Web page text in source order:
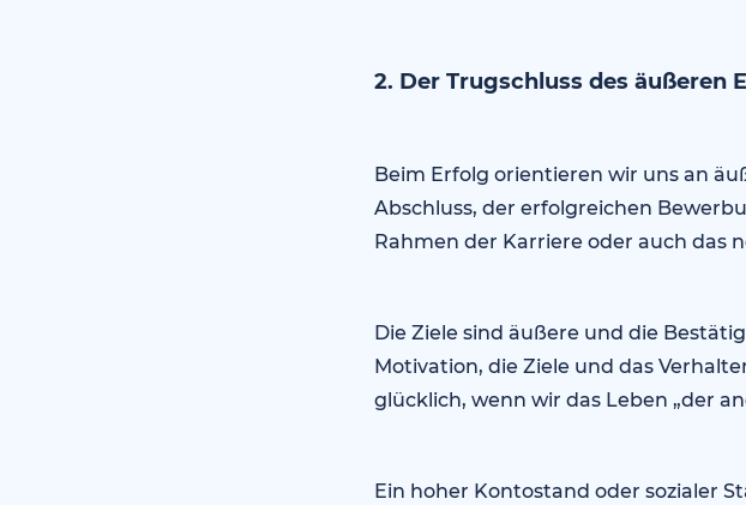
2. Der Trugschluss des äußeren
Beim Erfolg orientieren wir uns an
Abschluss, der erfolgreichen
Rahmen der Karriere oder auch das
Die Ziele sind äußere und die
Motivation, die Ziele und das
glücklich, wenn wir das Leben „der
Ein hoher Kontostand oder sozialer